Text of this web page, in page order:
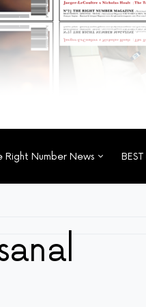
Right Number News